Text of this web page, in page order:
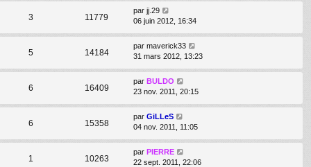
3 11779
par jj.29
06 juin 2012, 16:34
5 14184
par maverick33
31 mars 2012, 13:23
6 16409
par BULDO
23 nov. 2011, 20:15
6 15358
par GiLLeS
04 nov. 2011, 11:05
1 10263
par PIERRE
22 sept. 2011, 22:06